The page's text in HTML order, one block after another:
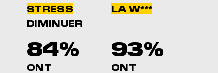
STRESS
DIMINUER
LA W***
84%
ONT
93%
ONT